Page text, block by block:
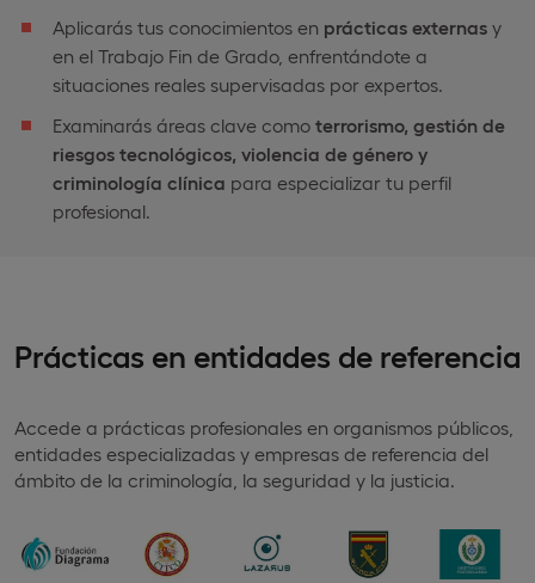
Aplicarás tus conocimientos en prácticas externas y
en el Trabajo Fin de Grado, enfrentándote a
situaciones reales supervisadas por expertos.
Examinarás áreas clave como terrorismo, gestión de
riesgos tecnológicos, violencia de género y
criminología clínica para especializar tu perfil
profesional.
Prácticas en entidades de referencia
Accede a prácticas profesionales en organismos públicos,
entidades especializadas y empresas de referencia del
ámbito de la criminología, la seguridad y la justicia.